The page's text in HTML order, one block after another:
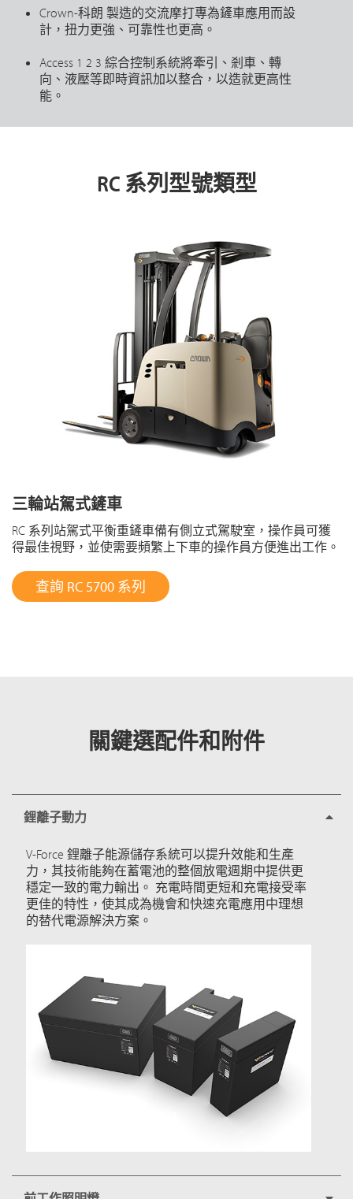
Crown-科朗 製造的交流摩打專為鏟車應用而設
計，扭力更強、可靠性也更高。
Access 1 2 3 綜合控制系統將牽引、剎車、轉
向、液壓等即時資訊加以整合，以造就更高性
能。
RC 系列型號類型
三輪站駕式鏟車
RC 系列站駕式平衡重鏟車備有側立式駕駛室，操作員可獲
得最佳視野，並使需要頻繁上下車的操作員方便進出工作。
查詢 RC 5700 系列
關鍵選配件和附件
鋰離子動力
V-Force 鋰離子能源儲存系統可以提升效能和生產
力，其技術能夠在蓄電池的整個放電週期中提供更
穩定一致的電力輸出。 充電時間更短和充電接受率
更佳的特性，使其成為機會和快速充電應用中理想
的替代電源解決方案。